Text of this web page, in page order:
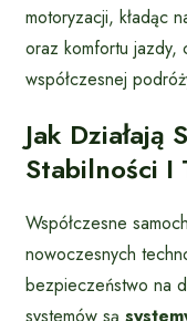
motoryzacji, kładąc
oraz komfortu jazdy,
współczesnej
Jak
Stabilności I
Współczesne
nowoczesnych
bezpieczeństwo na
systemów są